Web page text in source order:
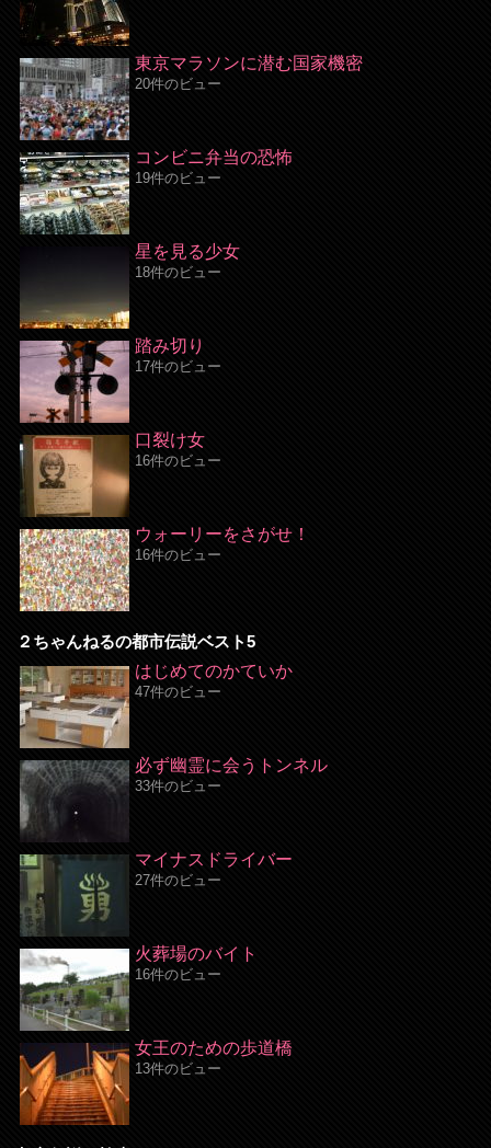
東京マラソンに潜む国家機密
20件のビュー
コンビニ弁当の恐怖
19件のビュー
星を見る少女
18件のビュー
踏み切り
17件のビュー
口裂け女
16件のビュー
ウォーリーをさがせ！
16件のビュー
２ちゃんねるの都市伝説ベスト5
はじめてのかていか
47件のビュー
必ず幽霊に会うトンネル
33件のビュー
マイナスドライバー
27件のビュー
火葬場のバイト
16件のビュー
女王のための歩道橋
13件のビュー